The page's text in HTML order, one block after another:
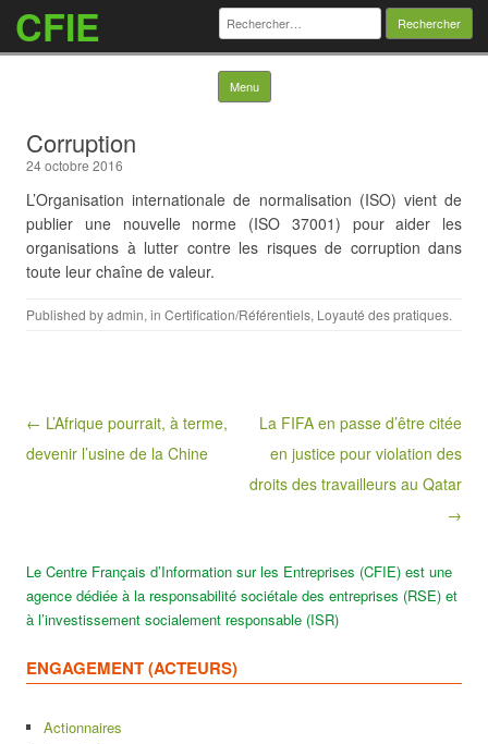
CFIE Rechercher :
Menu Skip to content
Corruption
24 octobre 2016
L’Organisation internationale de normalisation (ISO) vient de
publier une nouvelle norme (ISO 37001) pour aider les
organisations à lutter contre les risques de corruption dans
toute leur chaîne de valeur.
Published byadmin, in Certification/Référentiels, Loyauté des pratiques.
Post navigation
← L’Afrique pourrait, à terme,
devenir l’usine de la Chine
La FIFA en passe d’être citée
en justice pour violation des
droits des travailleurs au Qatar
→
Le Centre Français d’Information sur les Entreprises (CFIE) est une
agence dédiée à la responsabilité sociétale des entreprises (RSE) et
à l’investissement socialement responsable (ISR)
ENGAGEMENT (ACTEURS)
Actionnaires